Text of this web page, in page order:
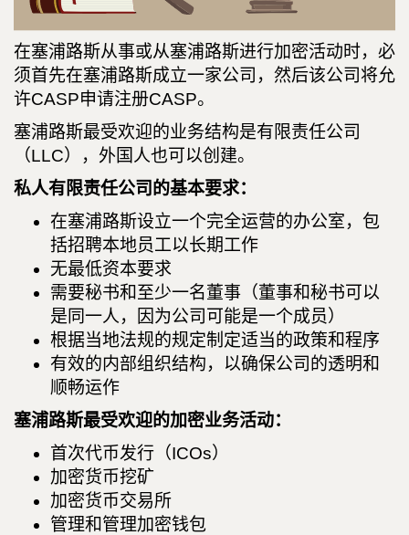
在塞浦路斯从事或从塞浦路斯进行加密活动时，必
须首先在塞浦路斯成立一家公司，然后该公司将允
许CASP申请注册CASP。
塞浦路斯最受欢迎的业务结构是有限责任公司
（LLC），外国人也可以创建。
私人有限责任公司的基本要求：
在塞浦路斯设立一个完全运营的办公室，包
括招聘本地员工以长期工作
无最低资本要求
需要秘书和至少一名董事（董事和秘书可以
是同一人，因为公司可能是一个成员）
根据当地法规的规定制定适当的政策和程序
有效的内部组织结构，以确保公司的透明和
顺畅运作
塞浦路斯最受欢迎的加密业务活动：
首次代币发行（ICOs）
加密货币挖矿
加密货币交易所
管理和管理加密钱包